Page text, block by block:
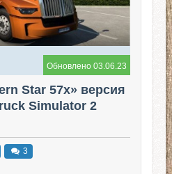
Обновлено 03.06.23
Star 57x» версия
Simulator 2
3